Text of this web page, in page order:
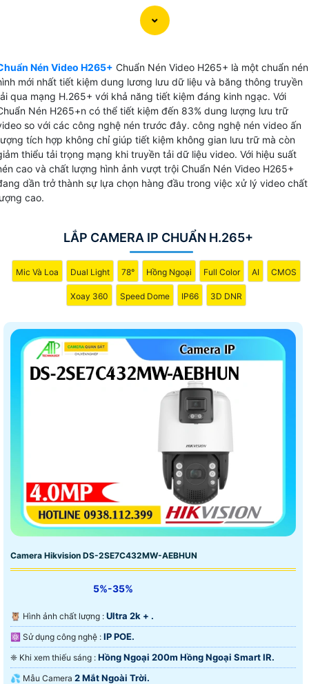
quan sát được sử dụng trên các thiết bị ghi video
cao cấp là chip xử lý video thông minh . Công nghệ
dung lượng file video mà vẫn duy trì chất lượng hình
cao.
Chuẩn nén video H.265+ có thể lưu trữ video dài hạn
cách tiết kiệm với dung lượng nhỏ gọn hơn so với các
nén truyền thống. Đồng thời, chất lượng hình ảnh
giữ nguyên, không bị giảm sút khi nén.
Nén Video H265+ Chuẩn Nén Video H265+ là một chuẩn nén
mới nhất tiết kiệm dung lương lưu dữ liệu và băng thông truyền
qua mạng H.265+ với khả năng tiết kiệm đáng kinh ngạc. Với
Nén H265+n có thể tiết kiệm đến 83% dung lượng lưu trữ
so với các công nghệ nén trước đây. công nghệ nén video ấn
tích hợp không chỉ giúp tiết kiệm không gian lưu trữ mà còn
thiểu tải trọng mạng khi truyền tải dữ liệu video. Với hiệu suất
cao và chất lượng hình ảnh vượt trội Chuẩn Nén Video H265+
dần trở thành sự lựa chọn hàng đầu trong việc xử lý video chất
cao.
LẮP CAMERA IP CHUẨN H.265+
Mic Và Loa Dual Light 78° Hồng Ngoại Full Color AI CMOS
Xoay 360 Speed Dome IP66 3D DNR
Camera Hikvision DS-2SE7C432MW-AEBHUN
5%-35%
🦉 Hình ảnh chất lượng : Ultra 2k + .
⚛️ Sử dụng công nghệ : IP POE.
❈ Khi xem thiếu sáng : Hồng Ngoại 200m Hồng Ngoại Smart IR.
💦 Mẫu Camera 2 Mắt Ngoài Trời.